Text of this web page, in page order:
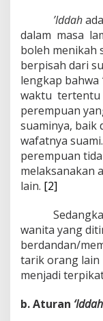
’Iddah
dalam masa
boleh menikah
berpisah dari
lengkap bahwa
waktu
perempuan
suaminya,
wafatnya
perempuan
melaksanakan
lain. [2]
wanita yang
berdandan/
tarik orang lain
menjadi
b. Aturan ‘Iddah